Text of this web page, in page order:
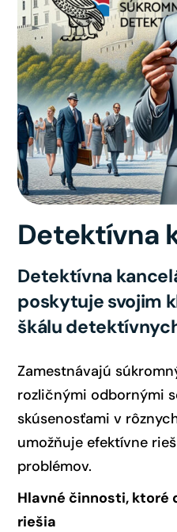
Detektívna
Detektívna
poskytuje svojim
škálu
Zamestnávajú
rozličnými odbornými
skúsenosťami v
umožňuje efektívne
problémov.
Hlavné činnosti,
riešia